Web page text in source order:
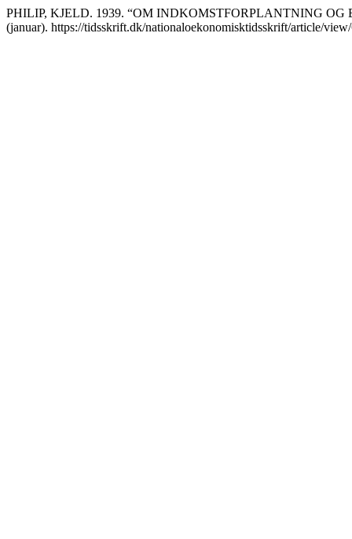
PHILIP, KJELD. 1939. “OM INDKOMSTFORPLANTNING
(januar). https://tidsskrift.dk/nationaloekonomisktidsskrift/article/